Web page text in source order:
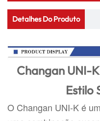
Detalhes Do Produto
Changan UNI-
Estilo
O Changan UNI-K é